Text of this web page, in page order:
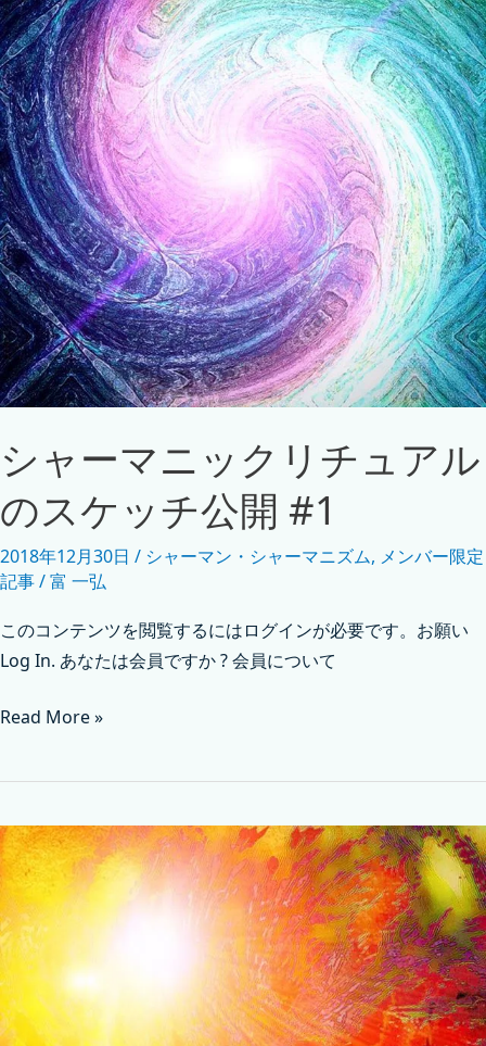
シャーマニックリチュアル
のスケッチ公開 #1
2018年12月30日 / シャーマン・シャーマニズム, メンバー限定
記事/富 一弘
このコンテンツを閲覧するにはログインが必要です。お願い
Log In. あなたは会員ですか ? 会員について
Read More »